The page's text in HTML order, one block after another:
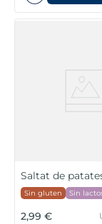
Saltat de
Sin gluten Sin
2,99 €